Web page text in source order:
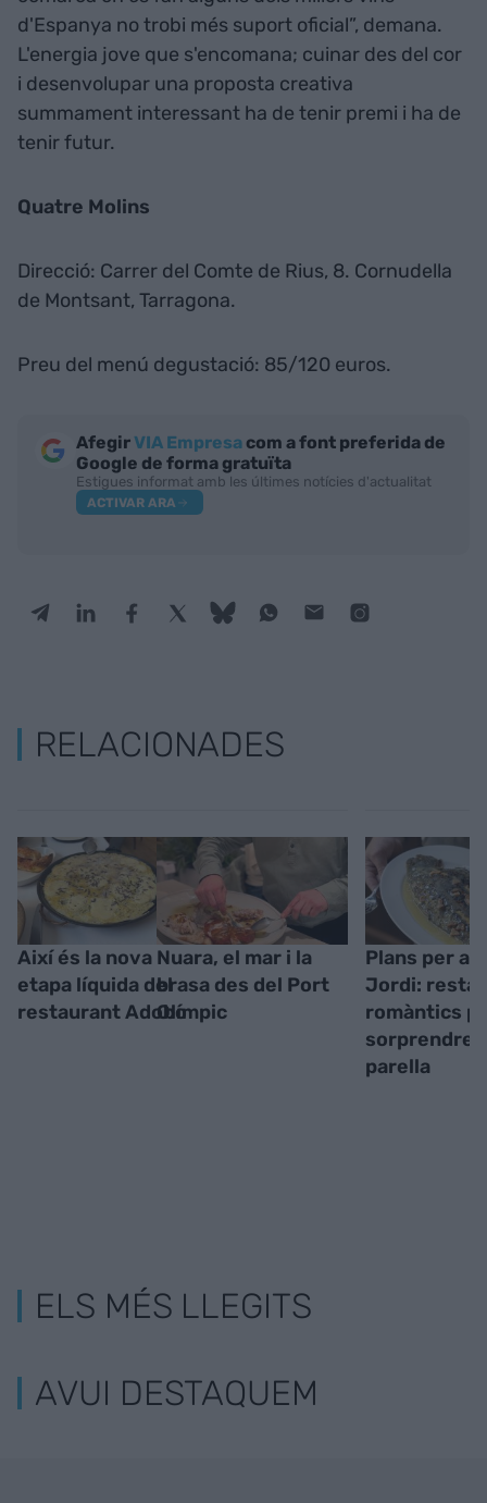
d'Espanya no trobi més suport oficial”, demana.
L'energia jove que s'encomana; cuinar des del cor
i desenvolupar una proposta creativa
summament interessant ha de tenir premi i ha de
tenir futur.
Quatre Molins
Direcció: Carrer del Comte de Rius, 8. Cornudella
de Montsant, Tarragona.
Preu del menú degustació: 85/120 euros.
AfegirVIA Empresa com a font preferida de
Google de forma gratuïta
Estigues informat amb les últimes notícies d'actualitat
ACTIVAR ARA
RELACIONADES
Així és la nova
etapa líquida del
restaurant Adobo
Nuara, el mar i la
brasa des del Port
Olímpic
Plans per a
Jordi:
romàntics
sorprendre
parella
ELS MÉS LLEGITS
AVUI DESTAQUEM